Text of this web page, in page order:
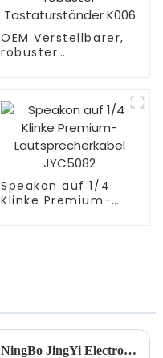
OEM Verstellbarer,
robuster
Speakon auf 1/4
Klinke Premium-
NingBo JingYi Electronic Co., Ltd.: Teilnahme an der Hong Kong Autumn Electronics Show